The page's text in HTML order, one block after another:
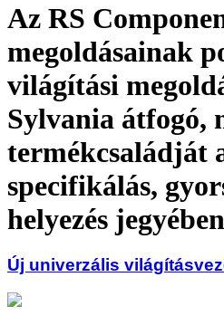
Az RS
megoldásainak
világítási
Sylvania átfogó,
termékcsaládját
specifikálás,
helyezés jegyében
Új univerzális